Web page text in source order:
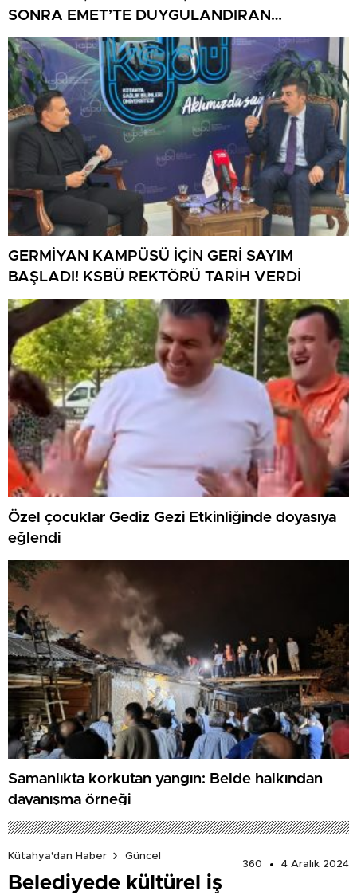
SONRA EMET’TE DUYGULANDIRAN
BULUŞMA
GERMİYAN KAMPÜSÜ İÇİN GERİ SAYIM
BAŞLADI! KSBÜ REKTÖRÜ TARİH VERDİ
Özel çocuklar Gediz Gezi Etkinliğinde doyasıya
eğlendi
Samanlıkta korkutan yangın: Belde halkından
dayanışma örneği
Kütahya'dan Haber
Güncel
360
4 Aralık 2024
Belediyede kültürel iş